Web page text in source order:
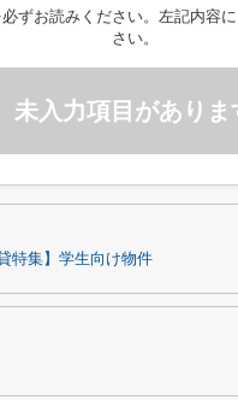
必ずお読みください。左記内容
さい。
未入力項目がありま
貸特集】学生向け物件